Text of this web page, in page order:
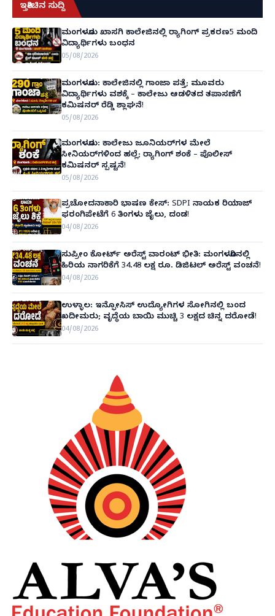
ಇತ್ತೀಚಿನ ಸುದ್ದಿ
ಮಂಗಳೂರು ಖಾಸಗಿ ಕಾಲೇಜಿನಲ್ಲಿ ರ‌್ಯಾಗಿಂಗ್ ಪ್ರಕರಣ5 ಮಂದಿ
ವಿದ್ಯಾರ್ಥಿಗಳು ಬಂಧನ
05/08/2026
ಮಂಗಳೂರು: ಕಾಲೇಜಿನಲ್ಲಿ ಗಾಂಜಾ ಪತ್ತೆ; ಮೂವರು
ವಿದ್ಯಾರ್ಥಿಗಳು ವಶಕ್ಕೆ – ಕಾಲೇಜು ಆಡಳಿತದ ತಪಾಸಣೆಗೆ
ಕಮಿಷನರ್ ರೆಡ್ಡಿ ಶ್ಲಾಘನೆ!
05/08/2026
ಮಂಗಳೂರು: ಕಾಲೇಜು ಜೂನಿಯರ್‌ಗಳ ಮೇಲೆ
ಸೀನಿಯರ್‌ಗಳಿಂದ ಹಲ್ಲೆ; ರ‌್ಯಾಗಿಂಗ್ ಶಂಕೆ – ಪೊಲೀಸ್
ಕಮಿಷನರ್ ಸ್ಪಷ್ಟನೆ!
05/08/2026
ಪ್ರಚೋದನಾಕಾರಿ ಭಾಷಣ ಕೇಸ್: SDPI ನಾಯಕ ರಿಯಾಜ್
ಫರಂಗಿಪೇಟೆಗೆ 6 ತಿಂಗಳು ಜೈಲು, ದಂಡ!
04/08/2026
ಸುಪ್ರೀಂ ಕೋರ್ಟ್ ಅರೆಸ್ಟ್ ವಾರಂಟ್ ಭೀತಿ: ಮಂಗಳೂರಿನಲ್ಲಿ
ಹಿರಿಯ ನಾಗರಿಕೆಗೆ 34.48 ಲಕ್ಷ ರೂ. ಡಿಜಿಟಲ್ ಅರೆಸ್ಟ್ ವಂಚನೆ!
04/08/2026
ಉಳ್ಳಾಲ: ಇನ್ಫೋಸಿಸ್ ಉದ್ಯೋಗಿಗಳ ಸೋಗಿನಲ್ಲಿ ಬಂದ
ಖದೀಮರು; ವೃದ್ಧೆಯ ಬಾಯಿ ಮುಚ್ಚಿ 3 ಲಕ್ಷದ ಚಿನ್ನ ದರೋಡೆ!
04/08/2026